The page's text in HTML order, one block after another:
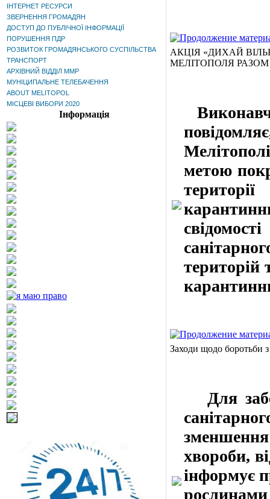
ІНТЕРНЕТ РЕСУРСИ
ЗВЕРНЕННЯ ГРОМАДЯН
ДОСТУП ДО ПУБЛІЧНОЇ ІНФОРМАЦІЇ
ПОРУШЕННЯ ПДР
РОЗВИТОК ГРОМАДЯНСЬКОГО СУСПІЛЬСТВА
ТРАНСПОРТ
АРХІВНИЙ ВІДДІЛ ММР
МУНІЦИПАЛЬНЕ ТЕЛЕБАЧЕННЯ
ABOUT MELITOPOL
МІСЦЕВІ ВИБОРИ 2020
Інформація
АКЦІЯ «ДИХАЙ
МЕЛІТОПОЛЯ РАЗОМ
метою
територій
Заходи щодо боротьби
Для
хвороби,
інформує